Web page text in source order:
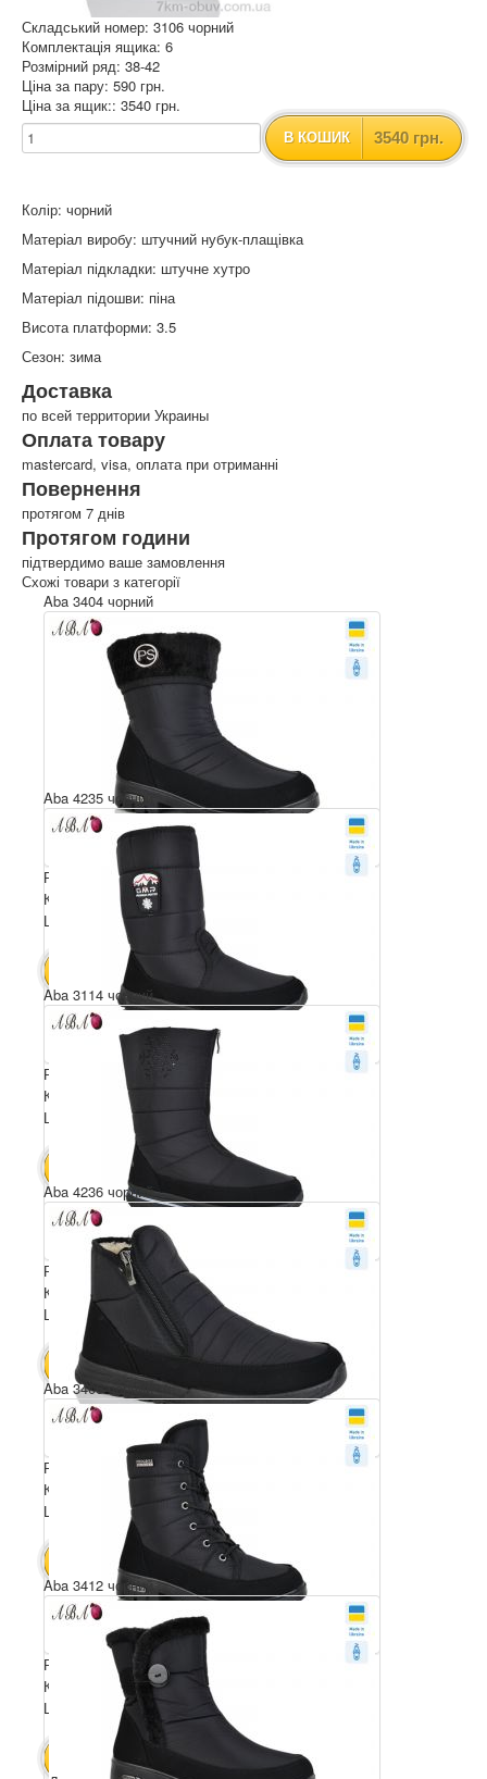
Складський номер: 3106 чорний
Комплектація ящика: 6
Розмірний ряд: 38-42
Ціна за пару: 590 грн.
Ціна за ящик:: 3540 грн.
В КОШИК 3540 грн.
Колір: чорний
Матеріал виробу: штучний нубук-плащівка
Матеріал підкладки: штучне хутро
Матеріал підошви: піна
Висота платформи: 3.5
Сезон: зима
Доставка
по всей территории Украины
Оплата товару
mastercard, visa, оплата при отриманні
Повернення
протягом 7 днів
Протягом години
підтвердимо ваше замовлення
Схожі товари з категорії
Aba 3404 чорний
Розмірний ряд: 37-41
Комплектація ящика: 6
Ціна за пару: 590 грн.
В КОШИК
Aba 4235 чорний
Розмірний ряд: 41-45
Комплектація ящика: 6
Ціна за пару: 590 грн.
3540 грн.
Aba 3114 чорний
Розмірний ряд: 37-42
Комплектація ящика: 6
Ціна за пару: 590 грн.
В КОШИК 3540 грн.
Aba 4236 чорний
Розмірний ряд: 41-45
Комплектація ящика: 6
Ціна за пару: 590 грн.
В КОШИК 3540 грн.
Aba 3406 чорний
Розмірний ряд: 37-41
Комплектація ящика: 6
Ціна за пару: 590 грн.
В КОШИК 3540 грн.
Aba 3412 чорний